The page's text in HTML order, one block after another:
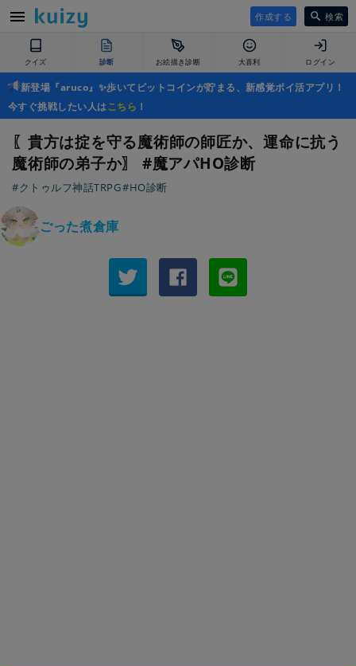
作成する 検索
クイズ 診断 お絵描き診断 大喜利 ログイン
新登場『aruco』✨歩いてビットコインが貯まる、新感覚ポイ活アプリ！
今すぐ挑戦したい人はこちら ！
〖貴方は掟を守る魔術師の師匠か、運命に抗う
魔術師の弟子か〗 #魔アパHO診断
#クトゥルフ神話TRPG#HO診断
ごった煮倉庫